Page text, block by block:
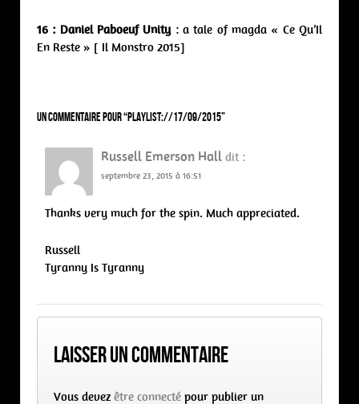
16 : Daniel Paboeuf Unity: a tale of magda « Ce Qu’Il
En Reste » [ Il Monstro 2015]
Un commentaire pour “PLAYLIST://17/09/2015”
Russell Emerson Hall dit :
septembre 23, 2015 à 16:51
Thanks very much for the spin. Much appreciated.
Russell
Tyranny Is Tyranny
Laisser un commentaire
Vous devez être connecté pour publier un